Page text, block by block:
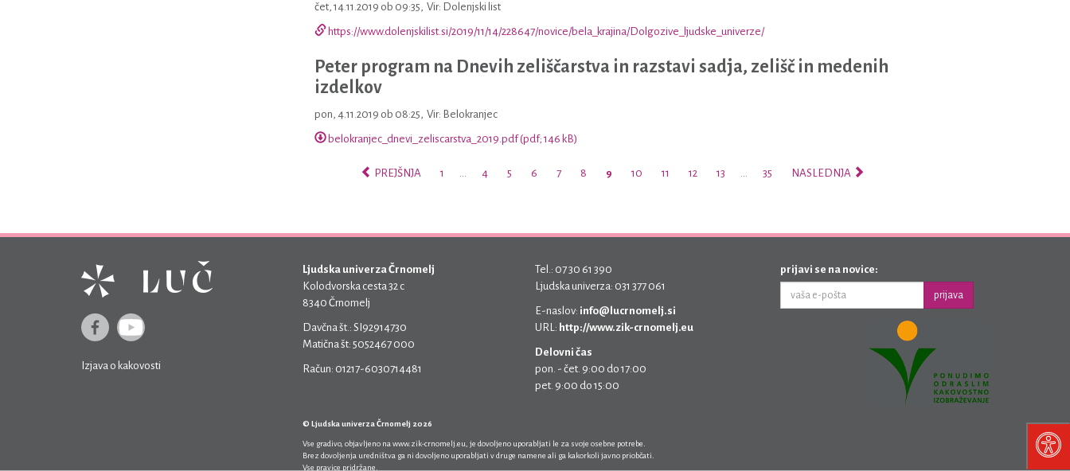
čet, 14.11.2019 ob 09:35, Vir: Dolenjski list
https://www.dolenjskilist.si/2019/11/14/228647/novice/bela_krajina/Dolgozive_ljudske_univerze/
Peter program na Dnevih zeliščarstva in razstavi sadja, zelišč in medenih
izdelkov
pon, 4.11.2019 ob 08:25, Vir: Belokranjec
belokranjec_dnevi_zeliscarstva_2019.pdf (pdf; 146 kB)
PREJŠNJA 1 … 4 5 6 7 8 9 10 11 12 13 … 35 NASLEDNJA
Izjava o kakovosti
Ljudska univerza Črnomelj
Kolodvorska cesta 32 c
8340 Črnomelj
Davčna št.: SI92914730
Matična št: 5052467 000
Račun: 01217-6030714481
Tel.: 07 30 61 390
Ljudska univerza: 031 377 061
E-naslov: info@lucrnomelj.si
URL: http://www.zik-crnomelj.eu
Delovni čas
pon. - čet. 9:00 do 17:00
pet. 9:00 do 15:00
© Ljudska univerza Črnomelj 2026
Vse gradivo, objavljeno na www.zik-crnomelj.eu , je dovoljeno uporabljati le za svoje osebne potrebe.
Brez dovoljenja uredništva ga ni dovoljeno uporabljati v druge namene ali ga kakorkoli javno priobčati.
Vse pravice pridržane.
prijavi se na novice:
prijava